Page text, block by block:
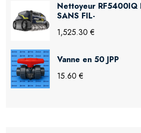
Nettoyeur RF5400IQ
SANS FIL-
1,525.30 €
Vanne en 50 JPP
15.60 €